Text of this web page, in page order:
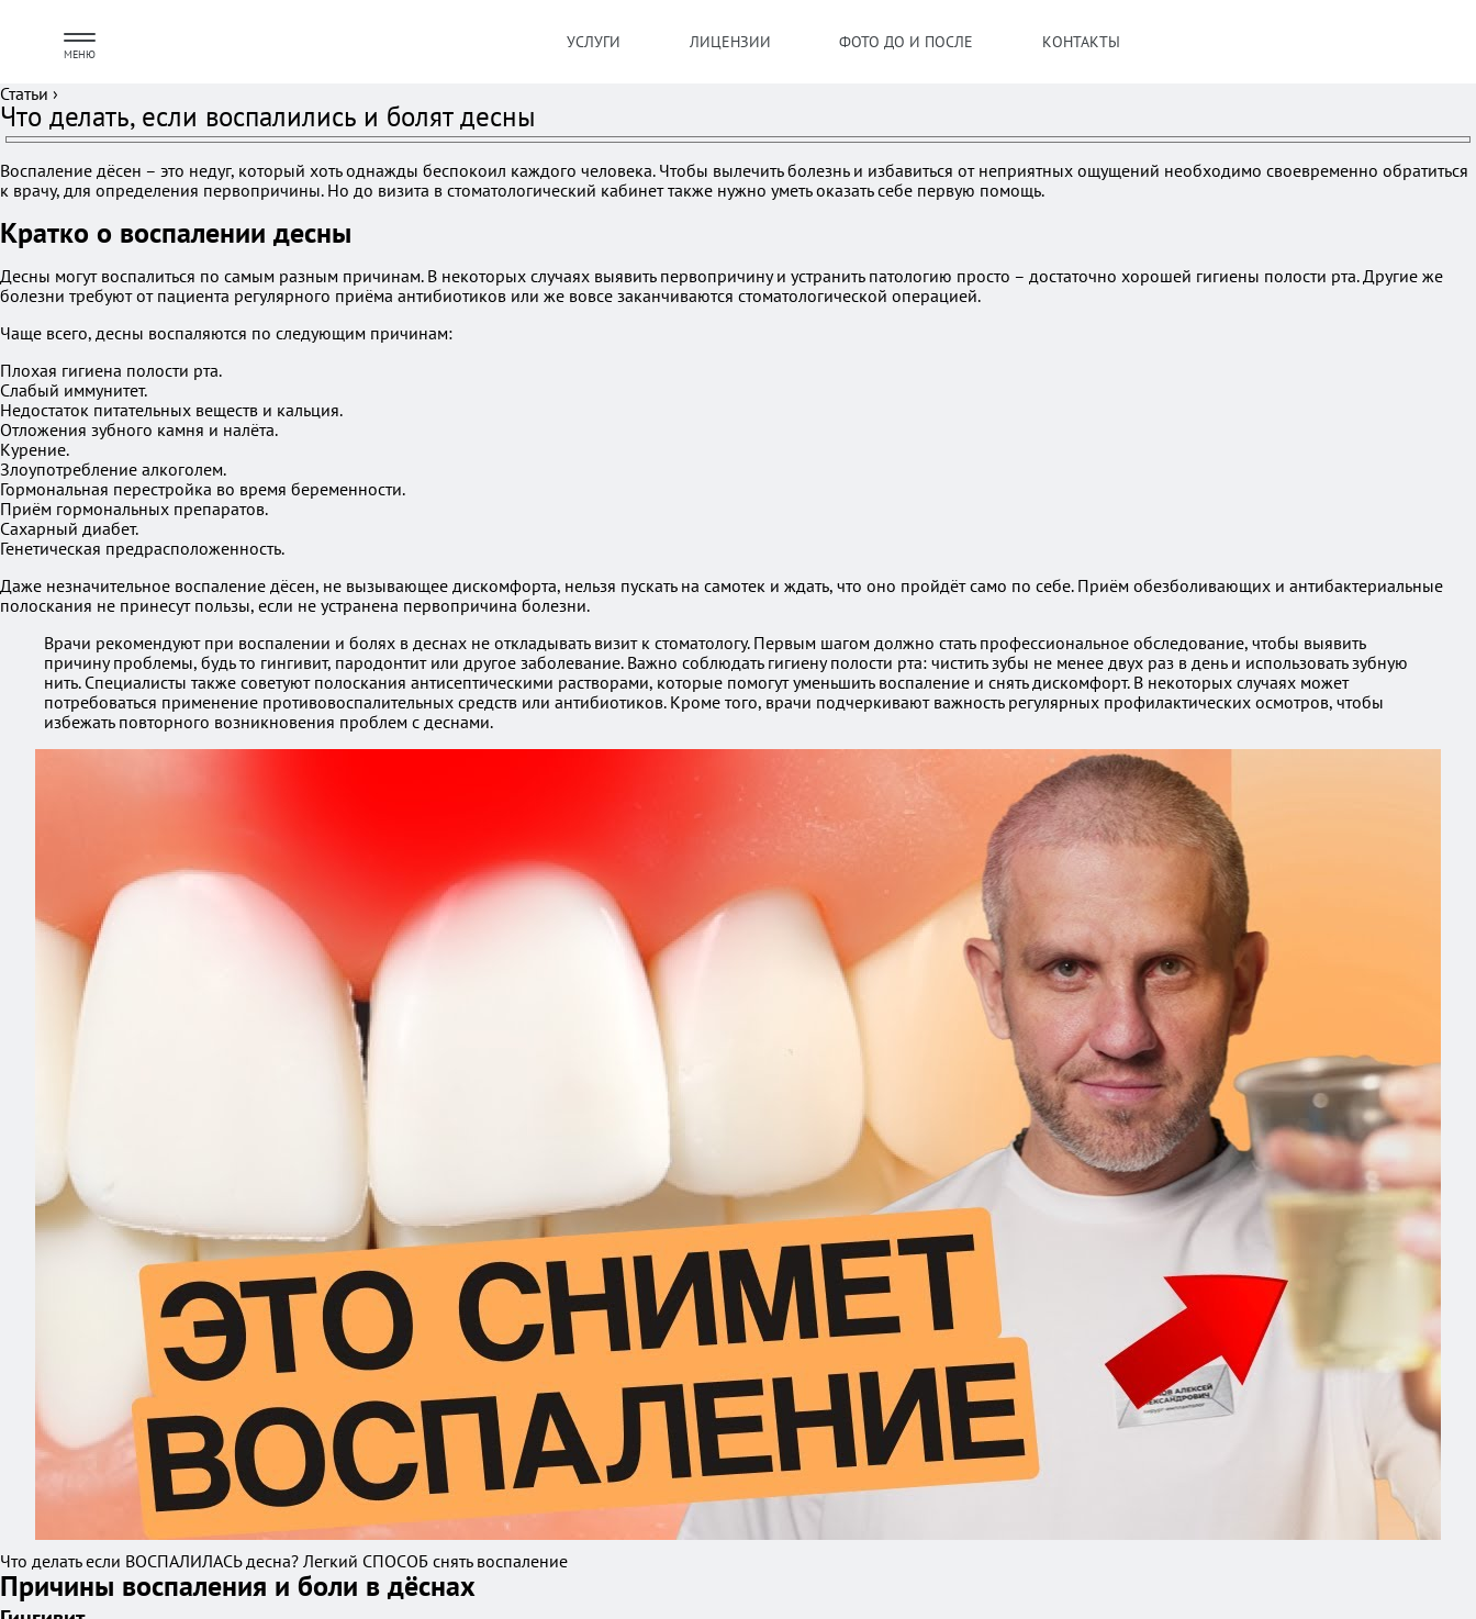
МЕНЮ
УСЛУГИ ЛИЦЕНЗИИ ФОТО ДО И ПОСЛЕ КОНТАКТЫ
Статьи ›
Что делать, если воспалились и болят десны
Воспаление дёсен – это недуг, который хоть однажды беспокоил каждого человека. Чтобы вылечить болезнь и избавиться от неприятных ощущений необходимо своевременно обратиться
к врачу, для определения первопричины. Но до визита в стоматологический кабинет также нужно уметь оказать себе первую помощь.
Кратко о воспалении десны
Десны могут воспалиться по самым разным причинам. В некоторых случаях выявить первопричину и устранить патологию просто – достаточно хорошей гигиены полости рта. Другие же
болезни требуют от пациента регулярного приёма антибиотиков или же вовсе заканчиваются стоматологической операцией.
Чаще всего, десны воспаляются по следующим причинам:
Плохая гигиена полости рта.
Слабый иммунитет.
Недостаток питательных веществ и кальция.
Отложения зубного камня и налёта.
Курение.
Злоупотребление алкоголем.
Гормональная перестройка во время беременности.
Приём гормональных препаратов.
Сахарный диабет.
Генетическая предрасположенность.
Даже незначительное воспаление дёсен, не вызывающее дискомфорта, нельзя пускать на самотек и ждать, что оно пройдёт само по себе. Приём обезболивающих и антибактериальные
полоскания не принесут пользы, если не устранена первопричина болезни.
Врачи рекомендуют при воспалении и болях в деснах не откладывать визит к стоматологу. Первым шагом должно стать профессиональное обследование, чтобы выявить
причину проблемы, будь то гингивит, пародонтит или другое заболевание. Важно соблюдать гигиену полости рта: чистить зубы не менее двух раз в день и использовать зубную
нить. Специалисты также советуют полоскания антисептическими растворами, которые помогут уменьшить воспаление и снять дискомфорт. В некоторых случаях может
потребоваться применение противовоспалительных средств или антибиотиков. Кроме того, врачи подчеркивают важность регулярных профилактических осмотров, чтобы
избежать повторного возникновения проблем с деснами.
Что делать если ВОСПАЛИЛАСЬ десна? Легкий СПОСОБ снять воспаление
Причины воспаления и боли в дёснах